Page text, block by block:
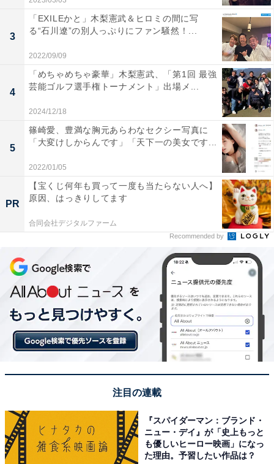
3
「EXILEかと」木梨憲武＆ヒロミの間に写
る“石川遼”の別人っぷりにファン騒然！...
2022/09/09
4
「めちゃめちゃ豪華」木梨憲武、「第1回 最強
芸能ゴルフ選手権トーナメント」出場メ...
2024/12/18
5
篠崎愛、豊満な胸元あらわなセクシー写真に
「大変けしからんです」「天下一の美女です...
2022/01/05
PR
【宝くじ何年も買って一度も当たらない人へ】
原因、はっきりしてます
合同会社デジタルファーム
Recommended by
注目の連載
『スパイダーマン：ブランド・
ニュー・デイ』が「史上もっと
も優しいヒーロー映画」になっ
た理由。予習したい作品は？